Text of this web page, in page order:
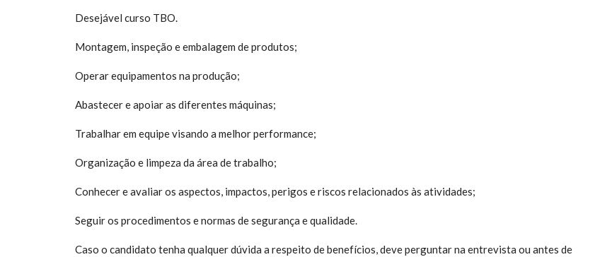
Desejável curso TBO.
Montagem, inspeção e embalagem de produtos;
Operar equipamentos na produção;
Abastecer e apoiar as diferentes máquinas;
Trabalhar em equipe visando a melhor performance;
Organização e limpeza da área de trabalho;
Conhecer e avaliar os aspectos, impactos, perigos e riscos relacionados às atividades;
Seguir os procedimentos e normas de segurança e qualidade.
Caso o candidato tenha qualquer dúvida a respeito de benefícios, deve perguntar na entrevista ou antes de